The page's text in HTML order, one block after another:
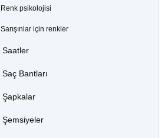
Renk psikolojisi
Sarışınlar için renkler
Saatler
Saç Bantları
Şapkalar
Şemsiyeler